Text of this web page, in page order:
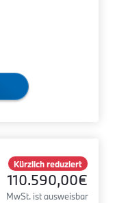
Kürzlich reduziert
110.590,00€
MwSt. ist ausweisbar